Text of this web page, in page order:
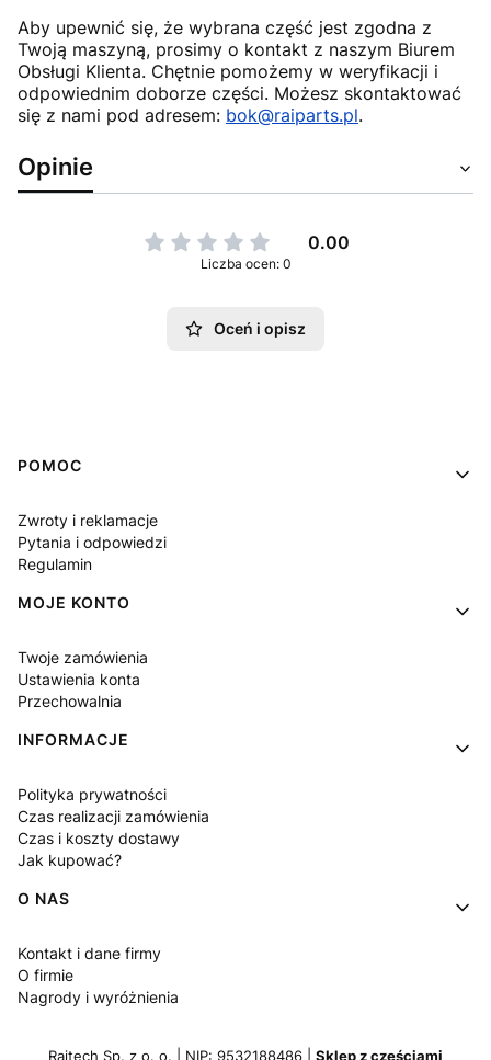
Aby upewnić się, że wybrana część jest zgodna z
Twoją maszyną, prosimy o kontakt z naszym Biurem
Obsługi Klienta. Chętnie pomożemy w weryfikacji i
odpowiednim doborze części. Możesz skontaktować
się z nami pod adresem: bok@raiparts.pl.
Opinie
0.00
Liczba ocen: 0
Oceń i opisz
Linki w stopce
POMOC
Zwroty i reklamacje
Pytania i odpowiedzi
Regulamin
MOJE KONTO
Twoje zamówienia
Ustawienia konta
Przechowalnia
INFORMACJE
Polityka prywatności
Czas realizacji zamówienia
Czas i koszty dostawy
Jak kupować?
O NAS
Kontakt i dane firmy
O firmie
Nagrody i wyróżnienia
Raitech Sp. z o. o. | NIP: 9532188486 | Sklep z częściami